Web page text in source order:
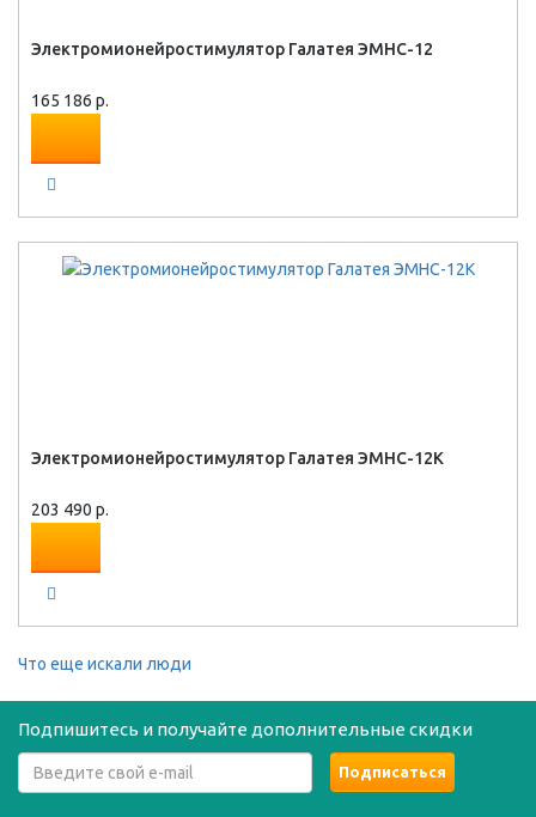
Электромионейростимулятор Галатея ЭМНС-12
165 186 р.
Электромионейростимулятор Галатея ЭМНС-12К
203 490 р.
Что еще искали люди
Подпишитесь и получайте дополнительные скидки